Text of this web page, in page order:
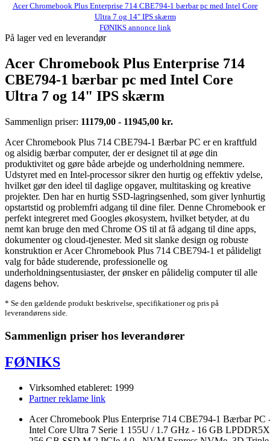
Acer Chromebook Plus Enterprise 714 CBE794-1 bærbar pc med Intel Core
Ultra 7 og 14" IPS skærm
FØNIKS annonce link
På lager ved en leverandør
Acer Chromebook Plus Enterprise 714
CBE794-1 bærbar pc med Intel Core
Ultra 7 og 14" IPS skærm
Sammenlign priser: 11179,00 - 11945,00 kr.
Acer Chromebook Plus 714 CBE794-1 Bærbar PC er en kraftfuld
og alsidig bærbar computer, der er designet til at øge din
produktivitet og gøre både arbejde og underholdning nemmere.
Udstyret med en Intel-processor sikrer den hurtig og effektiv ydelse,
hvilket gør den ideel til daglige opgaver, multitasking og kreative
projekter. Den har en hurtig SSD-lagringsenhed, som giver lynhurtig
opstartstid og problemfri adgang til dine filer. Denne Chromebook er
perfekt integreret med Googles økosystem, hvilket betyder, at du
nemt kan bruge den med Chrome OS til at få adgang til dine apps,
dokumenter og cloud-tjenester. Med sit slanke design og robuste
konstruktion er Acer Chromebook Plus 714 CBE794-1 et pålideligt
valg for både studerende, professionelle og
underholdningsentusiaster, der ønsker en pålidelig computer til alle
dagens behov.
* Se den gældende produkt beskrivelse, specifikationer og pris på
leverandørens side.
Sammenlign priser hos leverandører
FØNIKS
Virksomhed etableret: 1999
Partner reklame link
Acer Chromebook Plus Enterprise 714 CBE794-1 Bærbar PC
Intel Core Ultra 7 Serie 1 155U / 1.7 GHz - 16 GB